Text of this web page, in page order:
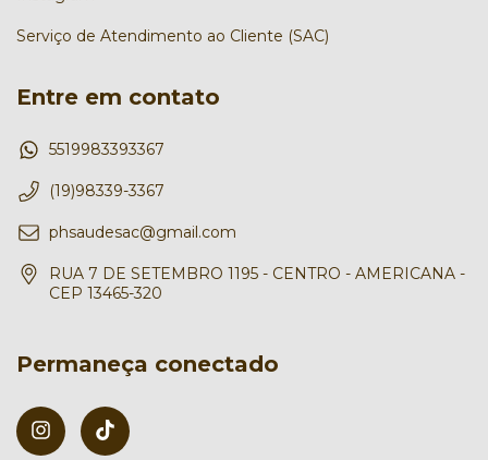
Serviço de Atendimento ao Cliente (SAC)
Entre em contato
5519983393367
(19)98339-3367
phsaudesac@gmail.com
RUA 7 DE SETEMBRO 1195 - CENTRO - AMERICANA -
CEP 13465-320
Permaneça conectado